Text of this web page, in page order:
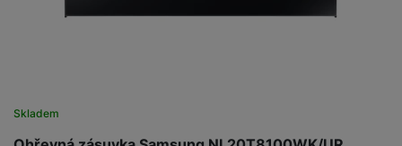
Skladem